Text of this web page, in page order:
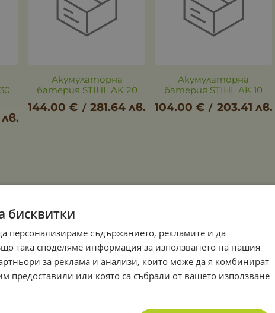
лв.
Акумулаторна
батерия STIHL AK 20
144.00 € / 281.64 лв.
Акумулаторна
батерия STIHL AK 10
104.00 € / 203.41 лв.
бисквитки
персонализираме съдържанието, рекламите и да
така споделяме информация за използването на нашия
за реклама и анализи, които може да я комбинират
предоставили или която са събрали от вашето използване